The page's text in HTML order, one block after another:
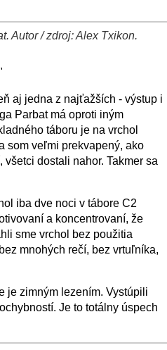
Autor / zdroj: Alex Txikon.
aj jedna z najťažších - výstup i
Parbat má oproti iným
táboru je na vrchol
som veľmi prekvapený, ako
dostali nahor. Takmer sa
iba dve noci v tábore C2
a koncentrovaní, že
sme vrchol bez použitia
mnohých rečí, bez vrtuľníka,
je zimným lezením. Vystúpili
Je to totálny úspech